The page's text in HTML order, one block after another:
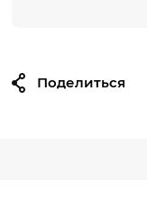
Поделиться